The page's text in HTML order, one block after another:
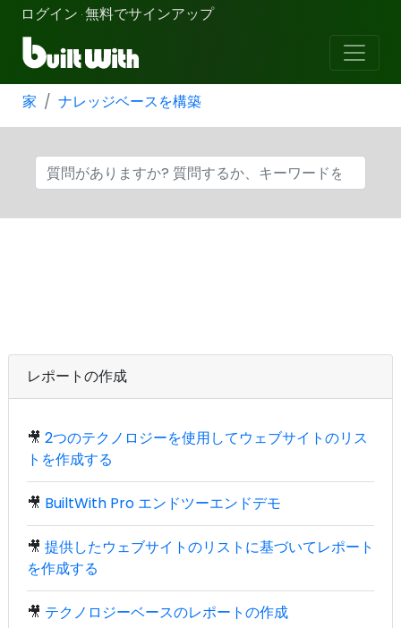
ログイン ·無料でサインアップ
家 ナレッジベースを構築
レポートの作成
🎥 2つのテクノロジーを使用してウェブサイトのリス
トを作成する
🎥 BuiltWith Pro エンドツーエンドデモ
🎥 提供したウェブサイトのリストに基づいてレポート
を作成する
🎥 テクノロジーベースのレポートの作成